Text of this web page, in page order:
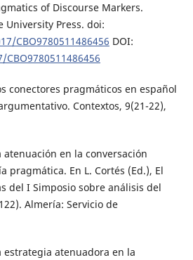
of Discourse Markers.
University Press. doi:
CBO9780511486456 DOI:
conectores pragmáticos en español
Contextos, 9(21-22),
atenuación en la conversación
pragmática. En L. Cortés (Ed.), El
del I Simposio sobre análisis del
Almería: Servicio de
estrategia atenuadora en la